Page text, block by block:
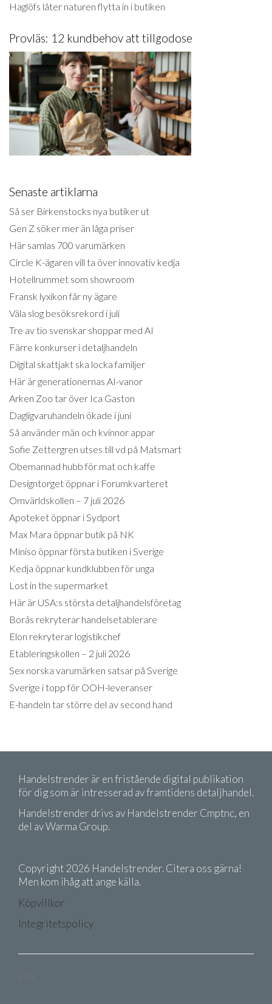
Haglöfs låter naturen flytta in i butiken
Provläs: 12 kundbehov att tillgodose
Senaste artiklarna
Så ser Birkenstocks nya butiker ut
Gen Z söker mer än låga priser
Här samlas 700 varumärken
Circle K-ägaren vill ta över innovativ kedja
Hotellrummet som showroom
Fransk lyxikon får ny ägare
Väla slog besöksrekord i juli
Tre av tio svenskar shoppar med AI
Färre konkurser i detaljhandeln
Digital skattjakt ska locka familjer
Här är generationernas AI-vanor
Arken Zoo tar över Ica Gaston
Dagligvaruhandeln ökade i juni
Så använder män och kvinnor appar
Sofie Zettergren utses till vd på Matsmart
Obemannad hubb för mat och kaffe
Designtorget öppnar i Forumkvarteret
Omvärldskollen – 7 juli 2026
Apoteket öppnar i Sydport
Max Mara öppnar butik på NK
Miniso öppnar första butiken i Sverige
Kedja öppnar kundklubben för unga
Lost in the supermarket
Här är USA:s största detaljhandelsföretag
Borås rekryterar handelsetablerare
Elon rekryterar logistikchef
Etableringskollen – 2 juli 2026
Sex norska varumärken satsar på Sverige
Sverige i topp för OOH-leveranser
E-handeln tar större del av second hand
Handelstrender är en fristående digital publikation
för dig som är intresserad av framtidens detaljhandel.
Handelstrender drivs av Handelstrender Cmptnc, en
del av Warma Group.
Copyright 2026 Handelstrender. Citera oss gärna!
Men kom ihåg att ange källa.
Köpvillkor
Integritetspolicy